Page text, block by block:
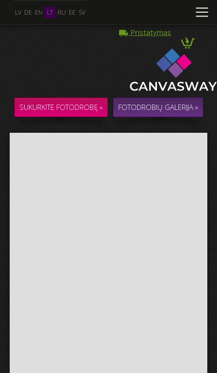
LV DE EN LT RU EE SV
Pristatymas
SUKURKITE FOTODROBĘ » FOTODROBIŲ GALERIJA »
Kelios Nuotraukos
KOLIAŽAS / KOMPOZICIJA iš kelių Nuotraukų